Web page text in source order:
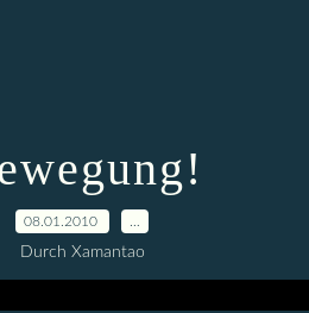
08.01.2010
Durch Xamantao